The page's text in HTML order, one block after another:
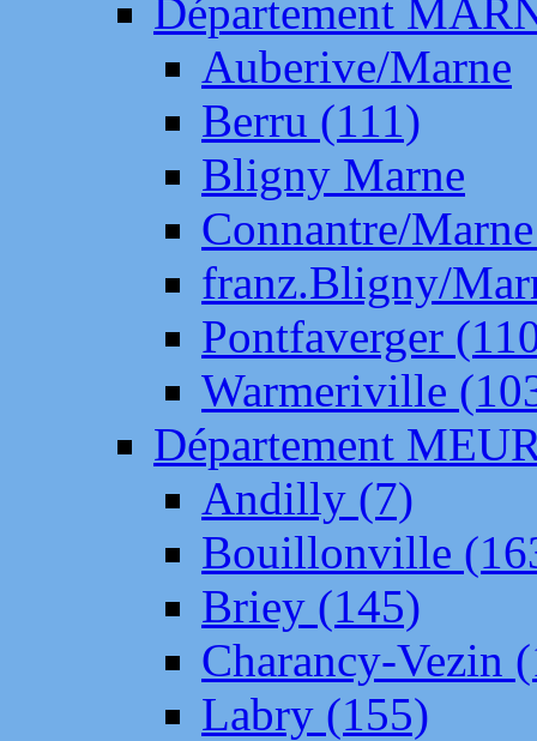
Département
Auberive/Marne
Berru (111)
Bligny Marne
Connantre/
franz.Bligny/
Pontfaverger
Warmeriville
Département
Andilly (7)
Bouillonville
Briey (145)
Charancy-Vezin
Labry (155)